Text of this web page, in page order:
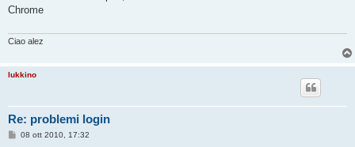
a
i
Chrome
Ciao alez
lukkino
Re: problemi login
M08 ott 2010, 17:32